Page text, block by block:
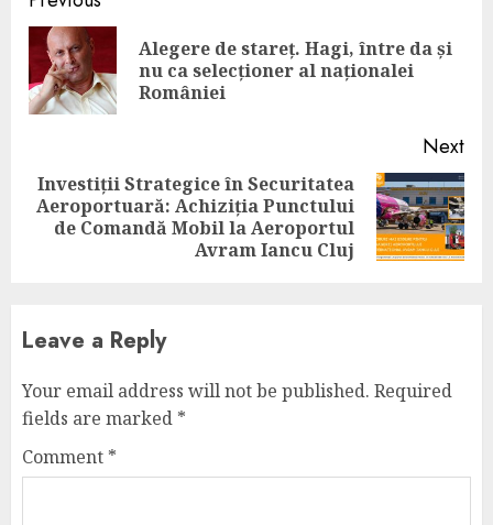
ReadingAlegere de stareț. Hagi, între da și
nu ca selecționer al naționalei
României
Next
Next
post:
Investiții Strategice în Securitatea
Aeroportuară: Achiziția Punctului
de Comandă Mobil la Aeroportul
Avram Iancu Cluj
Leave a Reply
Your email address will not be published. Required
fields are marked *
Comment *